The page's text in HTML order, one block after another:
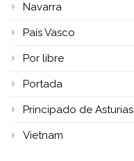
Navarra
País Vasco
Por libre
Portada
Principado de Asturias
Vietnam